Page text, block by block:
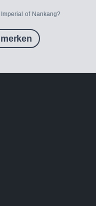
of Nankang?